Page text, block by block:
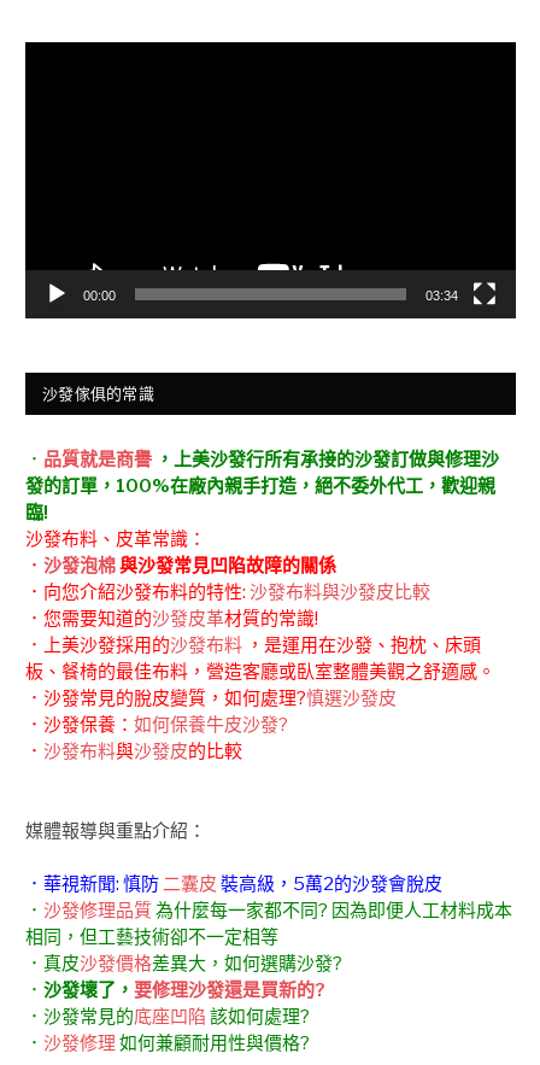
00:00 03:34
沙發傢俱的常識
． 品質就是商譽 ，上美沙發行所有承接的沙發訂做與修理沙
發的訂單，100%在廠內親手打造，絕不委外代工，歡迎親
臨!
沙發布料、皮革常識：
． 沙發泡棉與沙發常見凹陷故障的關係
．向您介紹沙發布料的特性: 沙發布料與沙發皮比較
．您需要知道的沙發皮革材質的常識!
．上美沙發採用的沙發布料 ，是運用在沙發、抱枕、床頭
板、餐椅的最佳布料，營造客廳或臥室整體美觀之舒適感。
．沙發常見的脫皮變質，如何處理?慎選沙發皮
．沙發保養： 如何保養牛皮沙發?
． 沙發布料與沙發皮的比較
媒體報導與重點介紹：
．華視新聞: 慎防二囊皮 裝高級，5萬2的沙發會脫皮
． 沙發修理品質為什麼每一家都不同? 因為即便人工材料成本
相同，但工藝技術卻不一定相等
．真皮沙發價格差異大，如何選購沙發?
． 沙發壞了， 要修理沙發還是買新的?
．沙發常見的底座凹陷 該如何處理?
． 沙發修理 如何兼顧耐用性與價格?